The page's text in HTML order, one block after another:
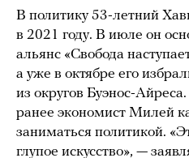
В политику 53-летний
в 2021 году. В июле он
альянс «Свобода
а уже в октябре его
из округов Буэнос-
ранее экономист Милей
заниматься политикой.
глупое искусство», —